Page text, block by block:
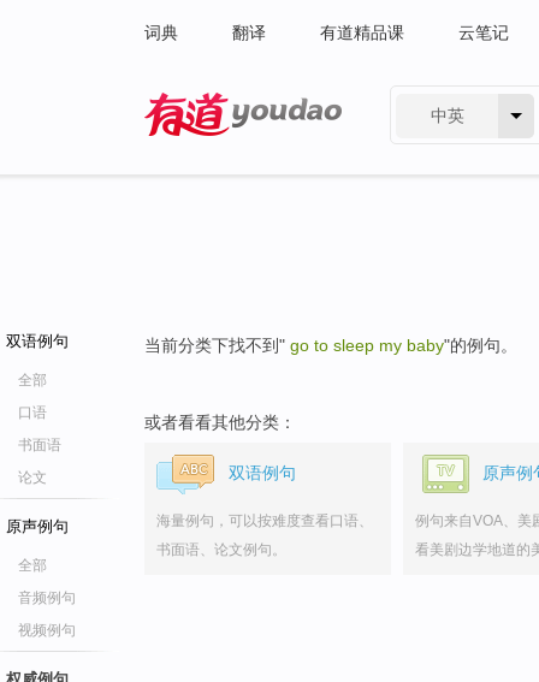
词典 翻译 有道精品课 云笔记
中英
双语例句
全部
口语
书面语
论文
原声例句
全部
音频例句
视频例句
当前分类下找不到" go to sleep my baby"的例句。
或者看看其他分类：
双语例句
海量例句，可以按难度查看口语、
书面语、论文例句。
原声例
例句来自VOA、美
看美剧边学地道的